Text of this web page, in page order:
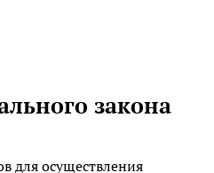
закона
для осуществления